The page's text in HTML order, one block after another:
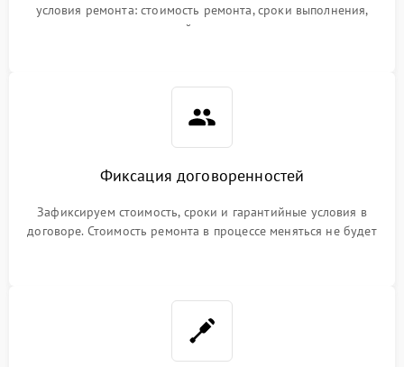
условия ремонта: стоимость ремонта, сроки выполнения,
гарантийные условия
Фиксация договоренностей
Зафиксируем стоимость, сроки и гарантийные условия в
договоре. Стоимость ремонта в процессе меняться не будет